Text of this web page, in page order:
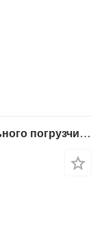
Распредвал 216-7922 для фронтального погрузчика Caterpillar 962G